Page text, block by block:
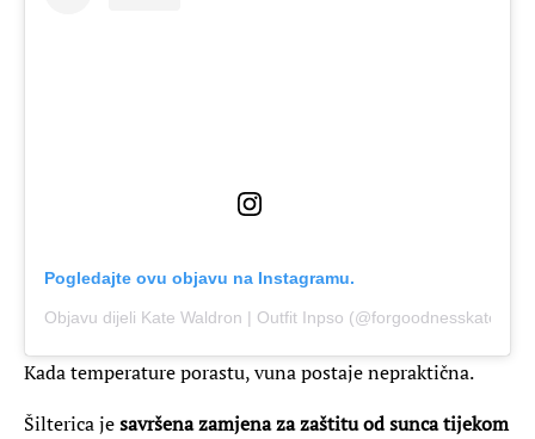
Pogledajte ovu objavu na Instagramu.
Objavu dijeli Kate Waldron | Outfit Inpso (@forgoodnesskate)
Kada temperature porastu, vuna postaje nepraktična.
Šilterica jesavršena zamjena za zaštitu od sunca tijekom